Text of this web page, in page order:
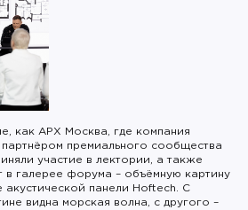
как АРХ Москва, где компания
партнёром премиального сообщества
участие в лектории, а также
в галерее форума – объёмную картину
панели Hoftech. С
видна морская волна, с другого –